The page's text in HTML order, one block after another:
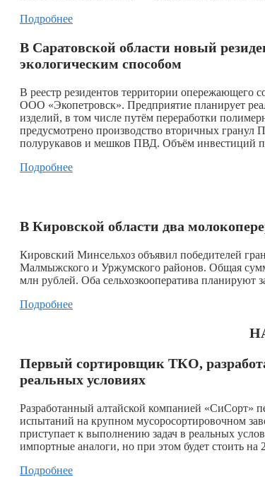
Подробнее
В Саратовской области новый
экологическим способом
В реестр резидентов территории опережающего
ООО «Экопетровск». Предприятие планирует
изделий, в том числе путём переработки
предусмотрено производство вторичных гранул
полурукавов и мешков ПВД. Объём инвестиций
Подробнее
В Кировской области два
Кировский Минсельхоз объявил победителей
Малмыжского и Уржумского районов. Общая
млн рублей. Оба сельхозкооператива планируют
Подробнее
Первый сортировщик ТКО,
реальных условиях
Разработанный алтайской компанией «СиСорт»
испытаний на крупном мусоросортировочном
приступает к выполнению задач в реальных
импортные аналоги, но при этом будет стоить
Подробнее